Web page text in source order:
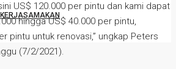
US$ 120.000 per pintu dan kami dapat
hingga US$ 40.000 per pintu,
pintu untuk renovasi,” ungkap Peters
(7/2/2021).